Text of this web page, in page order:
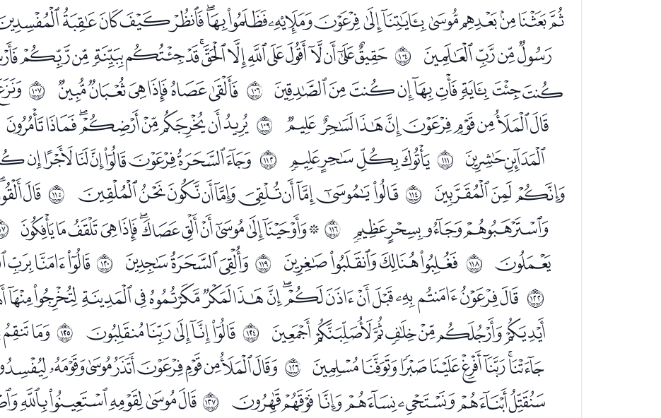
ﯵﯶﯷﯸ ﱧ
ﭧﭨﭩﭪﭫﭬﭭﭮﭯ ﱩ ﭱﭲﭳﭴﭵﭶ ﱪ
ﭿﮀﮁﮂﮃﮄﮅﮆﮇ ﱬ ﮉﮊﮋﮌﮍﮎﮏﮐ
ﮗﮘ ﱮ ﮚﮛﮜﮝ ﱯ
ﮭﮮﮯ ﱱﮱﯓﯔﯕﯖﯗﯘﯙﯚﯛ ﱲ
ﯥﯦﯧﯨ ﱳﯪﯫﯬﯭﯮﯯﯰﯱﯲﯳﯴﯵﯶ
ﯽ ﱵ ﯿﰀﰁﰂ ﱶﰄﰅﰆ ﱷ
ﱹ
ﭱﭲﭳﭴﭵﭶﭷ ﱻ ﭹﭺﭻﭼﭽ ﱼ
ﮈﮉﮊﮋﮌﮍﮎﮏ ﱽ
ﮠﮡﮢﮣﮤﮥﮦ ﱾ